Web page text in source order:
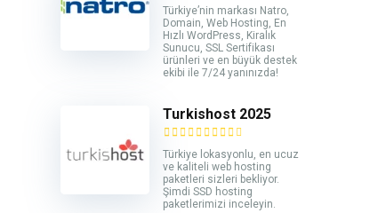
Türkiye’nin markası Natro,
Domain, Web Hosting, En
Hızlı WordPress, Kiralık
Sunucu, SSL Sertifikası
ürünleri ve en büyük destek
ekibi ile 7/24 yanınızda!
Turkishost 2025
Türkiye lokasyonlu, en ucuz
ve kaliteli web hosting
paketleri sizleri bekliyor.
Şimdi SSD hosting
paketlerimizi inceleyin.